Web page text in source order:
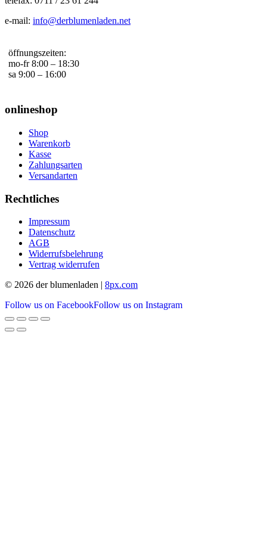
e-mail: info@derblumenladen.net
öffnungszeiten:
mo-fr 8:00 – 18:30
sa 9:00 – 16:00
onlineshop
Shop
Warenkorb
Kasse
Zahlungsarten
Versandarten
Rechtliches
Impressum
Datenschutz
AGB
Widerrufsbelehrung
Vertrag widerrufen
© 2026 der blumenladen | 8px.com
Follow us on FacebookFollow us on Instagram